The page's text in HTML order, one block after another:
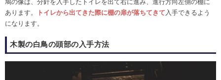
鳩の像は、分針を入手したトイレを出て右に進み、進行方向左側の棚に
あります。
トイレから出てきた際に棚の扉が落ちてきて 入手できるよう
になります。
木製の白鳥の頭部の入手方法